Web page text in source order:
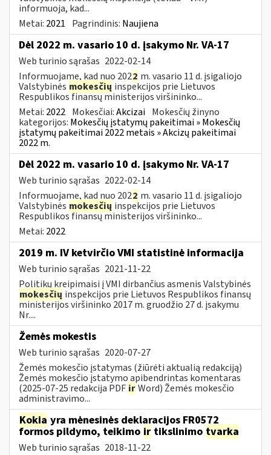
informuoja, kad...
Metai: 2021 Pagrindinis: Naujiena
Dėl 2022 m. vasario 10 d. įsakymo Nr. VA-17
Web turinio sąrašas 2022-02-14
Informuojame, kad nuo 2022 m. vasario 11 d. įsigaliojo
Valstybinės mokesčių inspekcijos prie Lietuvos
Respublikos finansų ministerijos viršininko...
Metai: 2022 Mokesčiai:Akcizai Mokesčių žinyno
kategorijos: Mokesčių įstatymų pakeitimai » Mokesčių
įstatymų pakeitimai 2022 metais » Akcizų pakeitimai
2022 m.
Dėl 2022 m. vasario 10 d. įsakymo Nr. VA-17
Web turinio sąrašas 2022-02-14
Informuojame, kad nuo 2022 m. vasario 11 d. įsigaliojo
Valstybinės mokesčių inspekcijos prie Lietuvos
Respublikos finansų ministerijos viršininko...
Metai: 2022
2019 m. IV ketvirčio VMI statistinė informacija
Web turinio sąrašas 2021-11-22
Politikų kreipimaisi į VMI dirbančius asmenis Valstybinės
mokesčių inspekcijos prie Lietuvos Respublikos finansų
ministerijos viršininko 2017 m. gruodžio 27 d. įsakymu
Nr....
Žemės mokestis
Web turinio sąrašas 2020-07-27
Žemės mokesčio įstatymas (žiūrėti aktualią redakciją)
Žemės mokesčio įstatymo apibendrintas komentaras
(2025-07-25 redakcija PDF irWord) Žemės mokesčio
administravimo...
Kokia yra mėnesinės deklaracijos FR0572
formos pildymo, teikimo ir tikslinimo tvarka
Web turinio sąrašas 2018-11-22